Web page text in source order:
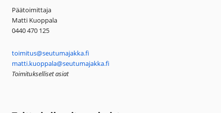
Päätoimittaja
Matti Kuoppala
0440 470 125
toimitus@seutumajakka.fi
matti.kuoppala@seutumajakka.fi
Toimitukselliset asiat